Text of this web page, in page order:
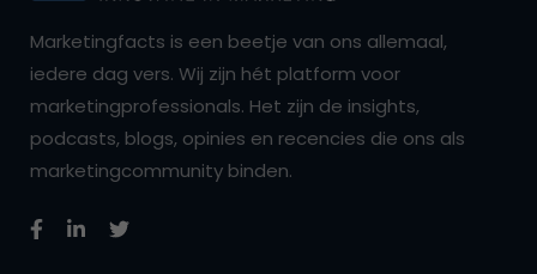
Marketingfacts is een beetje van ons allemaal,
iedere dag vers. Wij zijn hét platform voor
marketingprofessionals. Het zijn de insights,
podcasts, blogs, opinies en recencies die ons als
marketingcommunity binden.